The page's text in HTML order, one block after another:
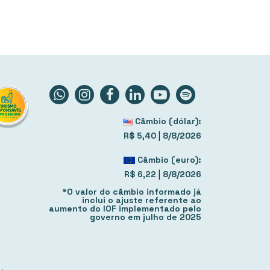
Câmbio (dólar):
R$ 5,40 | 8/8/2026
Câmbio (euro):
R$ 6,22 | 8/8/2026
*O valor do câmbio informado já
inclui o ajuste referente ao
aumento do IOF implementado pelo
governo em julho de 2025